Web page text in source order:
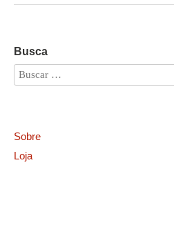
Busca
Sobre
Loja